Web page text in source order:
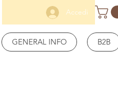
Accedi
GENERAL INFO B2B